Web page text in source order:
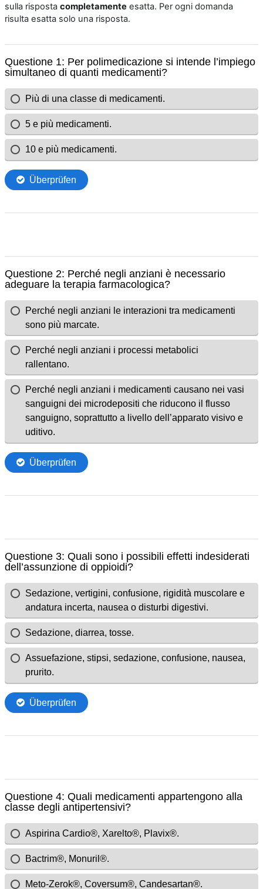
sulla risposta completamente esatta. Per ogni domanda
risulta esatta solo una risposta.